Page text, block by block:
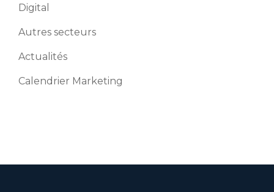
Digital
Autres secteurs
Actualités
Calendrier Marketing